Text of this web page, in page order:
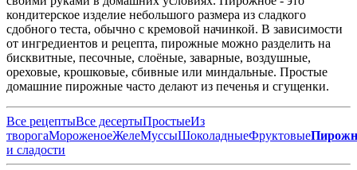
кондитерское изделие небольшого размера из сладкого
сдобного теста, обычно с кремовой начинкой. В зависимости
от ингредиентов и рецепта, пирожные можно разделить на
бисквитные, песочные, слоёные, заварные, воздушные,
ореховые, крошковые, сбивные или миндальные. Простые
домашние пирожные часто делают из печенья и сгущенки.
Все рецептыВсе десертыПростыеИз
творогаМороженоеЖелеМуссыШоколадныеФруктовые
и сладости